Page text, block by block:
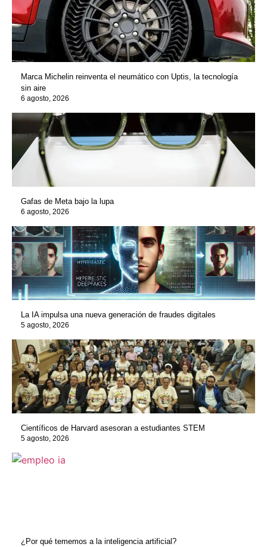
Marca Michelin reinventa el neumático con Uptis, la tecnología
sin aire
6 agosto, 2026
Gafas de Meta bajo la lupa
6 agosto, 2026
La IA impulsa una nueva generación de fraudes digitales
5 agosto, 2026
Científicos de Harvard asesoran a estudiantes STEM
5 agosto, 2026
¿Por qué tememos a la inteligencia artificial?